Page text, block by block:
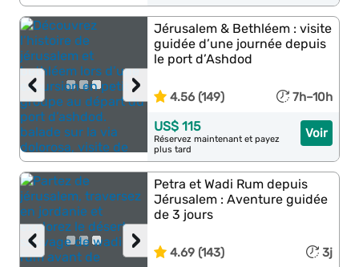
›
‹
Jérusalem & Bethléem : visite
guidée d’une journée depuis
le port d’Ashdod
4.56 (149) 7h–10h
Voir
US$ 115
Réservez maintenant et payez
plus tard
›
‹
Petra et Wadi Rum depuis
Jérusalem : Aventure guidée
de 3 jours
4.69 (143) 3j